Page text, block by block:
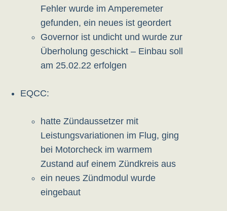
Fehler wurde im Amperemeter
gefunden, ein neues ist geordert
Governor ist undicht und wurde zur
Überholung geschickt – Einbau soll
am 25.02.22 erfolgen
EQCC:
hatte Zündaussetzer mit
Leistungsvariationen im Flug, ging
bei Motorcheck im warmem
Zustand auf einem Zündkreis aus
ein neues Zündmodul wurde
eingebaut